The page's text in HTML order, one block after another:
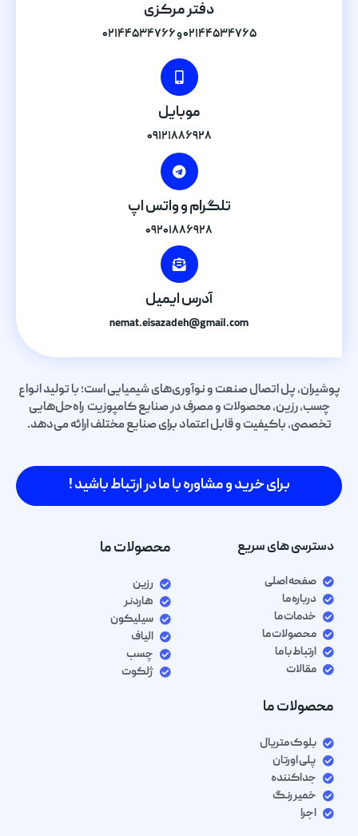
دفتر مرکزی
۰۲۱۴۴۵۳۴۷۶۵ و ۰۲۱۴۴۵۳۴۷۶۶
موبایل
۰۹۱۲۱۸۸۶۹۲۸
تلگرام و واتس اپ
۰۹۲۰۱۸۸۶۹۲۸
آدرس ایمیل
nemat.eisazadeh@gmail.com
پوشیران، پل اتصال صنعت و نوآوری‌های شیمیایی است؛ با تولید انواع
چسب، رزین، محصولات و مصرف در صنایع کامپوزیت راه‌حل‌هایی
تخصصی، باکیفیت و قابل اعتماد برای صنایع مختلف ارائه می‌دهد.
برای خرید و مشاوره با ما در ارتباط باشید !
دسترسی های سریع
صفحه اصلی
درباره ما
خدمات ما
محصولات ما
ارتباط با ما
مقالات
محصولات ما
رزین
هاردنر
سیلیکون
الیاف
چسب
ژلکوت
محصولات ما
بلوک متریال
پلی اورتان
جداکننده
خمیر رنگ
اجرا